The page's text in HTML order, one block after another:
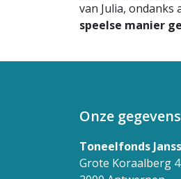
van Julia,
speelse manier
Onze gegevens
Toneelfonds
Grote Koraalberg 4